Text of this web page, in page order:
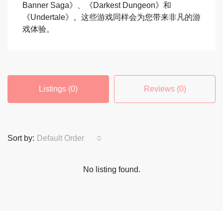
Banner Saga》、《Darkest Dungeon》和
《Undertale》。这些游戏同样会为您带来非凡的游
戏体验。
Listings (0) Reviews (0)
Sort by: Default Order
No listing found.